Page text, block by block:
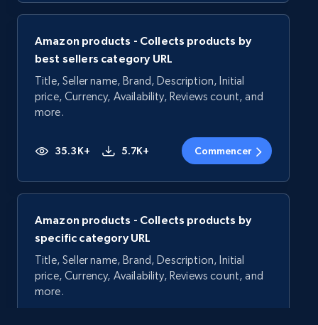
Amazon products - Collects products by
best sellers category URL
Title, Seller name, Brand, Description, Initial
price, Currency, Availability, Reviews count, and
more.
35.3K+ 5.7K+ Commencer
Amazon products - Collects products by
specific category URL
Title, Seller name, Brand, Description, Initial
price, Currency, Availability, Reviews count, and
more.